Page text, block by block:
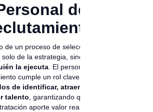
de
de un proceso de selección no
de la estrategia, sino también
la ejecuta . El personal de
cumple un rol clave:
de identificar, atraer y evaluar
talento , garantizando que cada
aporte valor real a la